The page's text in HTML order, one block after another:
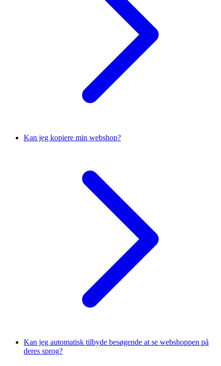
Kan jeg kopiere min webshop?
Kan jeg automatisk tilbyde besøgende at se webshoppen på
deres sprog?